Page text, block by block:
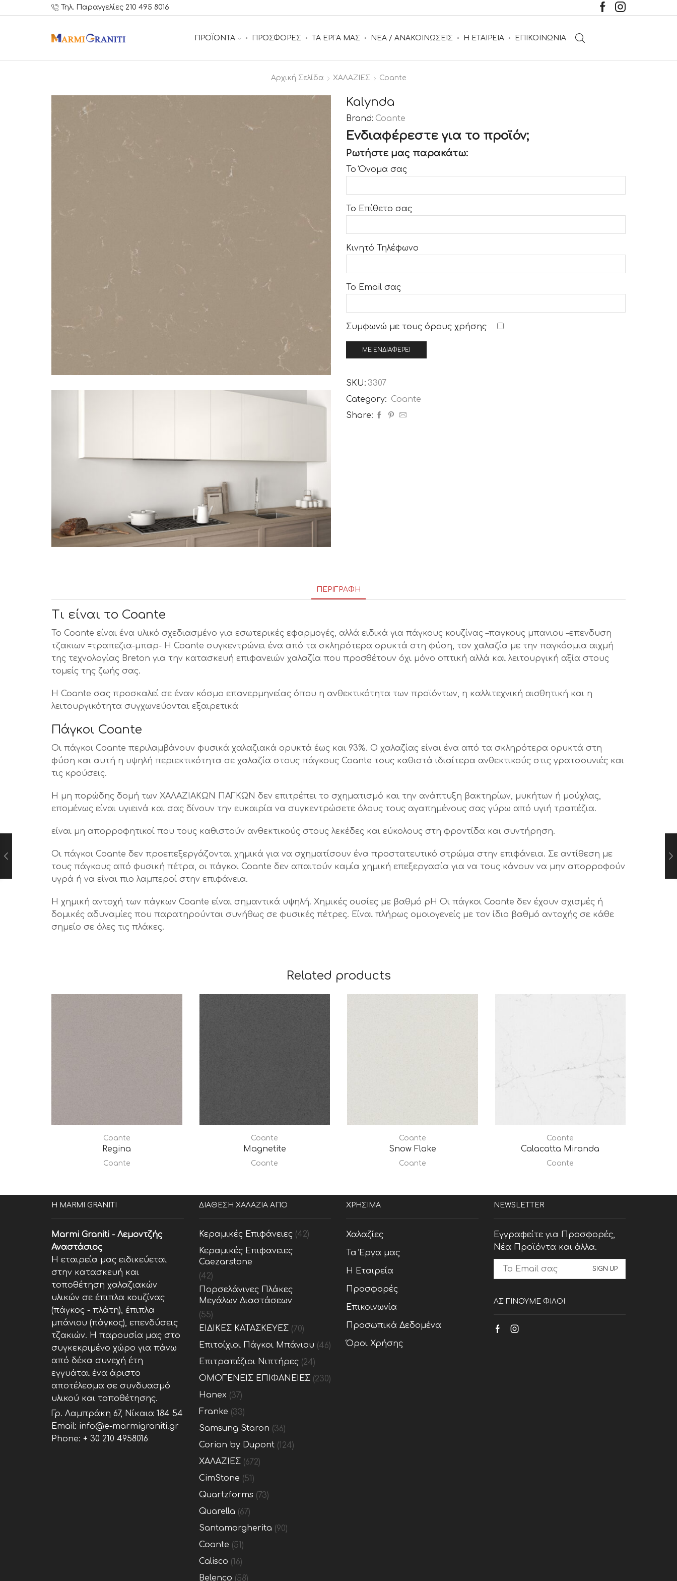
Τηλ. Παραγγελίες 210 495 8016
ΠΡΟΪΟΝΤΑ ΠΡΟΣΦΟΡΕΣ ΤΑ ΕΡΓΑ ΜΑΣ ΝΕΑ / ΑΝΑΚΟΙΝΩΣΕΙΣ Η ΕΤΑΙΡΕΙΑ ΕΠΙΚΟΙΝΩΝΙΑ
Αρχική Σελίδα ΧΑΛΑΖΙΕΣ Coante
Kalynda
Brand: Coante
Ενδιαφέρεστε για το προϊόν;
Ρωτήστε μας παρακάτω:
Το Όνομα σας
Το Επίθετο σας
Κινητό Τηλέφωνο
Το Email σας
Συμφωνώ με τους όρους χρήσης
SKU: 3307
Category: Coante
Share:
ΠΕΡΙΓΡΑΦΉ
Τι είναι το Coante
Το Coante είναι ένα υλικό σχεδιασμένο για εσωτερικές εφαρμογές, αλλά ειδικά για πάγκους κουζίνας –παγκους μπανιου –επενδυση
τζακιων =τραπεζια-μπαρ- Η Coante συγκεντρώνει ένα από τα σκληρότερα ορυκτά στη φύση, τον χαλαζία με την παγκόσμια αιχμή
της τεχνολογίας Breton για την κατασκευή επιφανειών χαλαζία που προσθέτουν όχι μόνο οπτική αλλά και λειτουργική αξία στους
τομείς της ζωής σας.
Η Coante σας προσκαλεί σε έναν κόσμο επανερμηνείας όπου η ανθεκτικότητα των προϊόντων, η καλλιτεχνική αισθητική και η
λειτουργικότητα συγχωνεύονται εξαιρετικά
Πάγκοι Coante
Οι πάγκοι Coante περιλαμβάνουν φυσικά χαλαζιακά ορυκτά έως και 93%. Ο χαλαζίας είναι ένα από τα σκληρότερα ορυκτά στη
φύση και αυτή η υψηλή περιεκτικότητα σε χαλαζία στους πάγκους Coante τους καθιστά ιδιαίτερα ανθεκτικούς στις γρατσουνιές και
τις κρούσεις.
Η μη πορώδης δομή των ΧΑΛΑΖΙΑΚΩΝ ΠΑΓΚΩΝ δεν επιτρέπει το σχηματισμό και την ανάπτυξη βακτηρίων, μυκήτων ή μούχλας,
επομένως είναι υγιεινά και σας δίνουν την ευκαιρία να συγκεντρώσετε όλους τους αγαπημένους σας γύρω από υγιή τραπέζια.
είναι μη απορροφητικοί που τους καθιστούν ανθεκτικούς στους λεκέδες και εύκολους στη φροντίδα και συντήρηση.
Οι πάγκοι Coante δεν προεπεξεργάζονται χημικά για να σχηματίσουν ένα προστατευτικό στρώμα στην επιφάνεια. Σε αντίθεση με
τους πάγκους από φυσική πέτρα, οι πάγκοι Coante δεν απαιτούν καμία χημική επεξεργασία για να τους κάνουν να μην απορροφούν
υγρά ή να είναι πιο λαμπεροί στην επιφάνεια.
Η χημική αντοχή των πάγκων Coante είναι σημαντικά υψηλή. Χημικές ουσίες με βαθμό pH Οι πάγκοι Coante δεν έχουν σχισμές ή
δομικές αδυναμίες που παρατηρούνται συνήθως σε φυσικές πέτρες. Είναι πλήρως ομοιογενείς με τον ίδιο βαθμό αντοχής σε κάθε
σημείο σε όλες τις πλάκες.
Related products
Coante
Regina
Coante
Coante
Magnetite
Coante
Coante
Snow Flake
Coante
Coante
Calacatta Miranda
Coante
Η MARMI GRANITI
Marmi Graniti - Λεμοντζής
Αναστάσιος
Η εταιρεία μας ειδικεύεται
στην κατασκευή και
τοποθέτηση χαλαζιακών
υλικών σε έπιπλα κουζίνας
(πάγκος - πλάτη), έπιπλα
μπάνιου (πάγκος), επενδύσεις
τζακιών. Η παρουσία μας στο
συγκεκριμένο χώρο για πάνω
από δέκα συνεχή έτη
εγγυάται ένα άριστο
αποτέλεσμα σε συνδυασμό
υλικού και τοποθέτησης.
Γρ. Λαμπράκη 67, Νίκαια 184 54
Email: info@e-marmigraniti.gr
Phone: + 30 210 4958016
ΔΙΑΘΕΣΗ ΧΑΛΑΖΙΑ ΑΠΟ
Κεραμικές Επιφάνειες (42)
Κεραμικές Επιφανειες
Caezarstone
(42)
Πορσελάνινες Πλάκες
Μεγάλων Διαστάσεων
(55)
ΕΙΔΙΚΕΣ ΚΑΤΑΣΚΕΥΕΣ (70)
Επιτοίχιοι Πάγκοι Μπάνιου (46)
Επιτραπέζιοι Νιπτήρες (24)
ΟΜΟΓΕΝΕΙΣ ΕΠΙΦΑΝΕΙΕΣ (230)
Hanex (37)
Franke (33)
Samsung Staron (36)
Corian by Dupont (124)
ΧΑΛΑΖΙΕΣ (672)
CimStone (51)
Quartzforms (73)
Quarella (67)
Santamargherita (90)
Coante (51)
Calisco (16)
Belenco (58)
ΧΡΗΣΙΜΑ
Χαλαζίες
Τα Έργα μας
Η Εταιρεία
Προσφορές
Επικοινωνία
Προσωπικά Δεδομένα
Όροι Χρήσης
NEWSLETTER
Εγγραφείτε για Προσφορές,
Νέα Προϊόντα και άλλα.
ΑΣ ΓΙΝΟΥΜΕ ΦΙΛΟΙ
Facebook
Instagram